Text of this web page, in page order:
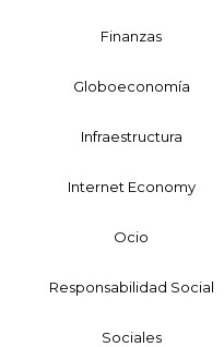
Finanzas
Globoeconomía
Infraestructura
Internet Economy
Ocio
Responsabilidad Social
Sociales